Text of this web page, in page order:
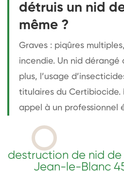
détruis un nid
même ?
Graves : piqûres
incendie. Un nid dérangé
plus, l’usage
titulaires du Certibiocide.
appel à un professionnel
destruction de nid
Jean-le-Blanc